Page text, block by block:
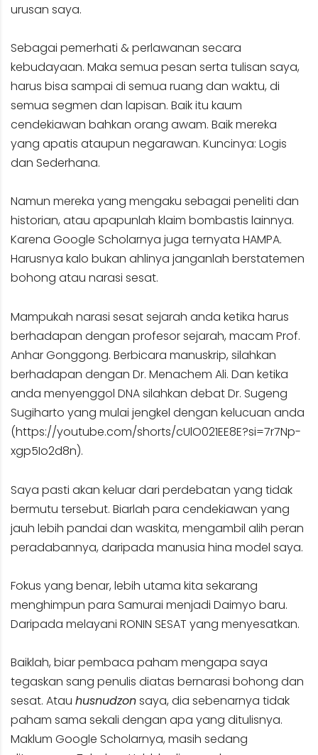
urusan saya.
Sebagai pemerhati & perlawanan secara
kebudayaan. Maka semua pesan serta tulisan saya,
harus bisa sampai di semua ruang dan waktu, di
semua segmen dan lapisan. Baik itu kaum
cendekiawan bahkan orang awam. Baik mereka
yang apatis ataupun negarawan. Kuncinya: Logis
dan Sederhana.
Namun mereka yang mengaku sebagai peneliti dan
historian, atau apapunlah klaim bombastis lainnya.
Karena Google Scholarnya juga ternyata HAMPA.
Harusnya kalo bukan ahlinya janganlah berstatemen
bohong atau narasi sesat.
Mampukah narasi sesat sejarah anda ketika harus
berhadapan dengan profesor sejarah, macam Prof.
Anhar Gonggong. Berbicara manuskrip, silahkan
berhadapan dengan Dr. Menachem Ali. Dan ketika
anda menyenggol DNA silahkan debat Dr. Sugeng
Sugiharto yang mulai jengkel dengan kelucuan anda
(https://youtube.com/shorts/cUlO021EE8E?si=7r7Np-
xgp5Io2d8n).
Saya pasti akan keluar dari perdebatan yang tidak
bermutu tersebut. Biarlah para cendekiawan yang
jauh lebih pandai dan waskita, mengambil alih peran
peradabannya, daripada manusia hina model saya.
Fokus yang benar, lebih utama kita sekarang
menghimpun para Samurai menjadi Daimyo baru.
Daripada melayani RONIN SESAT yang menyesatkan.
Baiklah, biar pembaca paham mengapa saya
tegaskan sang penulis diatas bernarasi bohong dan
sesat. Atau husnudzonsaya, dia sebenarnya tidak
paham sama sekali dengan apa yang ditulisnya.
Maklum Google Scholarnya, masih sedang